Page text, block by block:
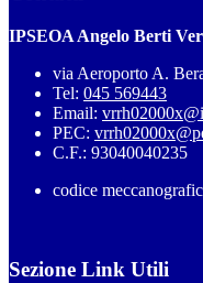
IPSEOA Angelo Berti
via Aeroporto A.
Tel: 045 569443
Email:
PEC:
C.F.: 93040040235
codice
Sezione Link Utili